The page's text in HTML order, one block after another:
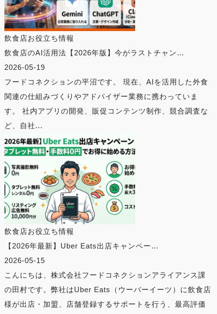
飲食店お役立ち情報
飲食店のAI活用法【2026年版】今がラストチャン…
2026-05-19
フードコネクションの平沼です。 現在、AIを活用した外食
関連の仕組みづくりやアドバイザー業務に携わっていま
す。 社内アプリの開発、販促コンテンツ制作、競合調査な
ど、自社...
飲食店お役立ち情報
【2026年最新】Uber Eats出店キャンペー…
2026-05-15
こんにちは、株式会社フードコネクションアライアンス課
の田村です。弊社はUber Eats（ウーバーイーツ）に飲食店
様が出店・加盟、店舗登録するサポートを行う、最高評価